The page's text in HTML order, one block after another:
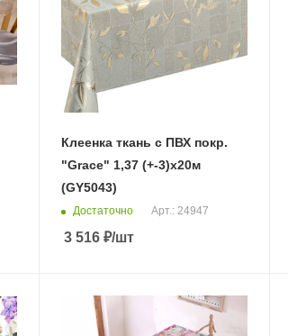
Клеенка ткань с ПВХ покр.
"Grace" 1,37 (+-3)х20м
(GY5043)
Достаточно Арт.: 24947
3 516₽/шт